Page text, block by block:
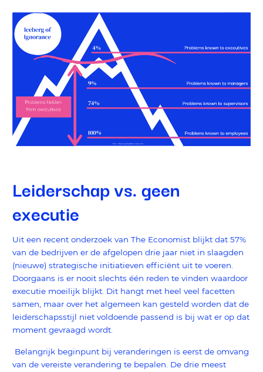
Leiderschap vs. geen
executie
Uit een recent onderzoek van The Economist blijkt dat 57%
van de bedrijven er de afgelopen drie jaar niet in slaagden
(nieuwe) strategische initiatieven efficiënt uit te voeren.
Doorgaans is er nooit slechts één reden te vinden waardoor
executie moeilijk blijkt. Dit hangt met heel veel facetten
samen, maar over het algemeen kan gesteld worden dat de
leiderschapsstijl niet voldoende passend is bij wat er op dat
moment gevraagd wordt.
Belangrijk beginpunt bij veranderingen is eerst de omvang
van de vereiste verandering te bepalen. De drie meest